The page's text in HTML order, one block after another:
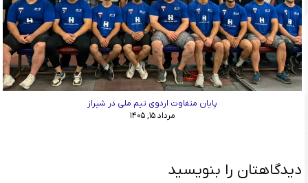
پایان متفاوت اردوی تیم ملی در شیراز
مرداد ۱۵, ۱۴۰۵
دیدگاهتان را بنویسید